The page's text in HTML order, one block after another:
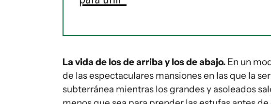
La vida de los de arriba y los de abajo. En un
de las espectaculares mansiones en las que la
subterránea mientras los grandes y asoleados